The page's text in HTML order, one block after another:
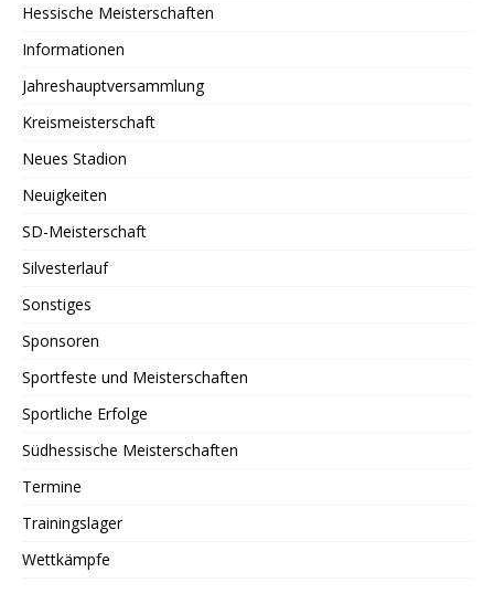
Hessische Meisterschaften
Informationen
Jahreshauptversammlung
Kreismeisterschaft
Neues Stadion
Neuigkeiten
SD-Meisterschaft
Silvesterlauf
Sonstiges
Sponsoren
Sportfeste und Meisterschaften
Sportliche Erfolge
Südhessische Meisterschaften
Termine
Trainingslager
Wettkämpfe